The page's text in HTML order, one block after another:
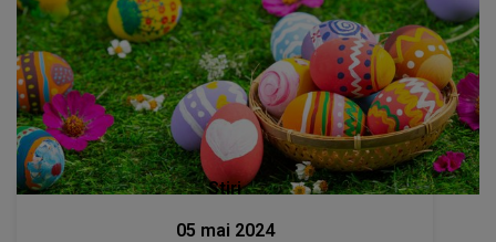
Stiri
05 mai 2024